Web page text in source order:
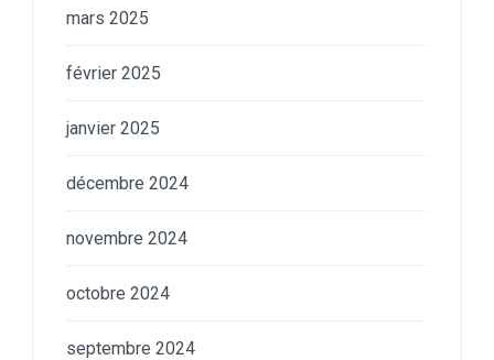
mars 2025
février 2025
janvier 2025
décembre 2024
novembre 2024
octobre 2024
septembre 2024